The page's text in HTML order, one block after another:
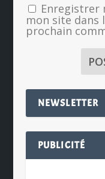
Enregistrer
mon site dans
prochain
NEWSLETTER
PUBLICITÉ